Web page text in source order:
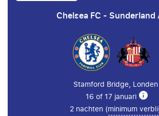
Chelsea FC - Sunderland
Stamford Bridge, Londen
16 of 17 januari
2 nachten (minimum